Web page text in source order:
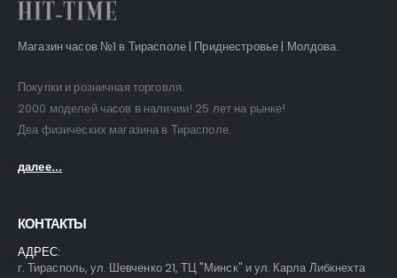
Магазин часов №1 в Тирасполе | Приднестровье | Молдова.
Покупки и розничная торговля.
2000 моделей часов в наличии! 25 лет на рынке!
Два физических магазина в Тирасполе.
далее...
КОНТАКТЫ
АДРЕС:
г. Тирасполь, ул. Шевченко 21, ТЦ "Минск" и ул. Карла Либкнехта